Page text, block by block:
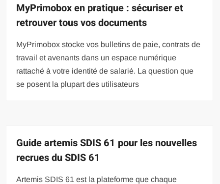
MyPrimobox en pratique : sécuriser et
retrouver tous vos documents
MyPrimobox stocke vos bulletins de paie, contrats de
travail et avenants dans un espace numérique
rattaché à votre identité de salarié. La question que
se posent la plupart des utilisateurs
Guide artemis SDIS 61 pour les nouvelles
recrues du SDIS 61
Artemis SDIS 61 est la plateforme que chaque